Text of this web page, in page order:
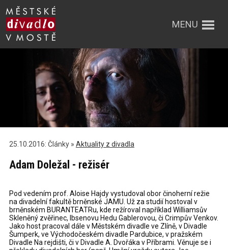
MENU
25.10.2016: Články » Aktuality z divadla
Adam Doležal - režisér
Pod vedením prof. Aloise Hajdy vystudoval obor činoherní režie
na divadelní fakultě brněnské JAMU. Už za studií hostoval v
brněnském BURANTEATRu, kde režíroval například Williamsův
Skleněný zvěřinec, Ibsenovu Hedu Gablerovou, či Crimpův Venkov.
Jako host pracoval dále v Městském divadle ve Zlíně, v Divadle
Šumperk, ve Východočeském divadle Pardubice, v pražském
Divadle Na rejdišti, či v Divadle A. Dvořáka v Příbrami. Věnuje se i